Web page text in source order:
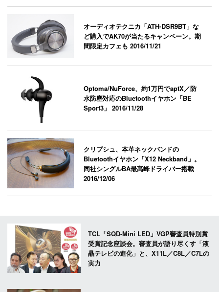
オーディオテクニカ「ATH-DSR9BT」な
ど購入でAK70が当たるキャンペーン。期
間限定カフェも2016/11/21
Optoma/NuForce、約1万円でaptX／防
水防塵対応のBluetoothイヤホン「BE
Sport3」2016/11/28
クリプシュ、本革ネックバンドの
Bluetoothイヤホン「X12 Neckband」。
同社シングルBA最高峰ドライバー搭載
2016/12/06
TCL「SQD-Mini LED」VGP審査員特別賞
受賞記念座談会。審査員が語り尽くす「液
晶テレビの進化」と、X11L／C8L／C7Lの
実力